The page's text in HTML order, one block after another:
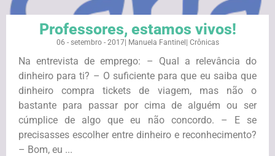
Professores, estamos vivos!
06 - setembro - 2017| Manuela Fantinel Crônicas
Na entrevista de emprego: – Qual a relevância do
dinheiro para ti? – O suficiente para que eu saiba que
dinheiro compra tickets de viagem, mas não o
bastante para passar por cima de alguém ou ser
cúmplice de algo que eu não concordo. – E se
precisasses escolher entre dinheiro e reconhecimento?
– Bom, eu ...